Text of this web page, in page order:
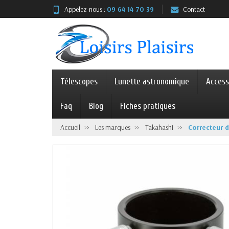
Appelez-nous : 09 64 14 70 39 Contact
Télescopes Lunette astronomique
Faq Blog Fiches pratiques
Accueil Les marques Takahashi Correcteur